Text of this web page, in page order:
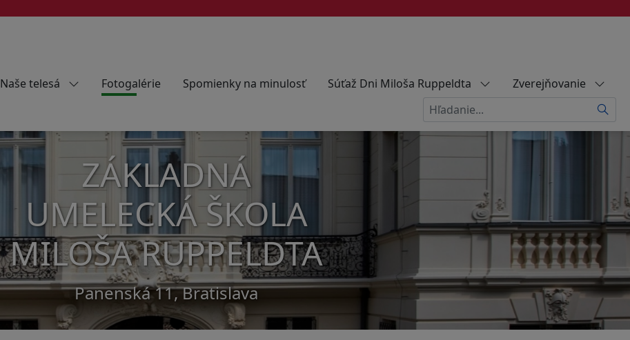
Naše telesá Fotogalérie Spomienky na minulosť Súťaž Dni Miloša Ruppeldta
Zverejňovanie
Hľadať
ZÁKLADNÁ
UMELECKÁ ŠKOLA
MILOŠA RUPPELDTA
Panenská 11, Bratislava